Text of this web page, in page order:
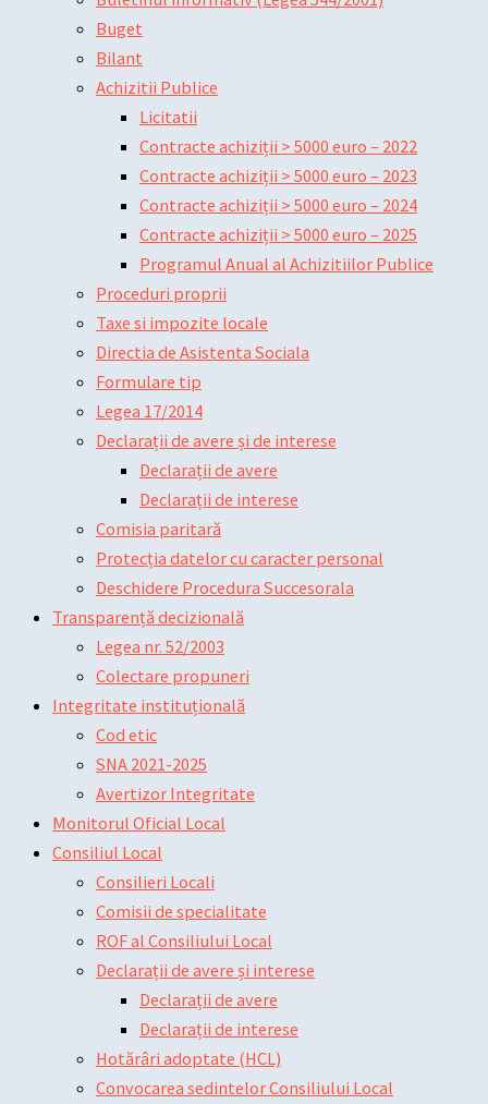
Buget
Bilant
Achizitii Publice
Licitatii
Contracte achiziții > 5000 euro – 2022
Contracte achiziții > 5000 euro – 2023
Contracte achiziții > 5000 euro – 2024
Contracte achiziții > 5000 euro – 2025
Programul Anual al Achizitiilor Publice
Proceduri proprii
Taxe si impozite locale
Directia de Asistenta Sociala
Formulare tip
Legea 17/2014
Declarații de avere și de interese
Declarații de avere
Declarații de interese
Comisia paritară
Protecția datelor cu caracter personal
Deschidere Procedura Succesorala
Transparență decizională
Legea nr. 52/2003
Colectare propuneri
Integritate instituțională
Cod etic
SNA 2021-2025
Avertizor Integritate
Monitorul Oficial Local
Consiliul Local
Consilieri Locali
Comisii de specialitate
ROF al Consiliului Local
Declarații de avere și interese
Declarații de avere
Declarații de interese
Hotărâri adoptate (HCL)
Convocarea sedintelor Consiliului Local